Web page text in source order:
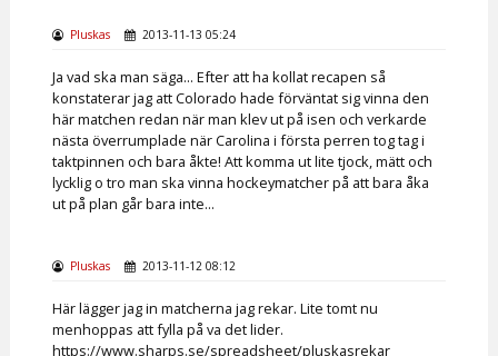
Pluskas 2013-11-13 05:24
Ja vad ska man säga... Efter att ha kollat recapen så
konstaterar jag att Colorado hade förväntat sig vinna den
här matchen redan när man klev ut på isen och verkarde
nästa överrumplade när Carolina i första perren tog tag i
taktpinnen och bara åkte! Att komma ut lite tjock, mätt och
lycklig o tro man ska vinna hockeymatcher på att bara åka
ut på plan går bara inte...
Pluskas 2013-11-12 08:12
Här lägger jag in matcherna jag rekar. Lite tomt nu
menhoppas att fylla på va det lider.
https://www.sharps.se/spreadsheet/pluskasrekar